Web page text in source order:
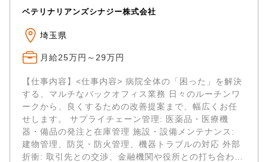
ベテリナリアンズシナジー株式会社
埼玉県
月給25万円～29万円
【仕事内容】<仕事内容> 病院全体の「困った」を解決
する、マルチなバックオフィス業務 日々のルーチンワ
ークから、良くするための改善提案まで、幅広くお任
せします。 サプライチェーン管理: 医薬品・医療機
器・備品の発注と在庫管理 施設・設備メンテナンス:
建物管理、防災・防火管理、機器トラブルの対応 外部
折衝: 取引先との交渉、金融機関や役所との打ち合わせ